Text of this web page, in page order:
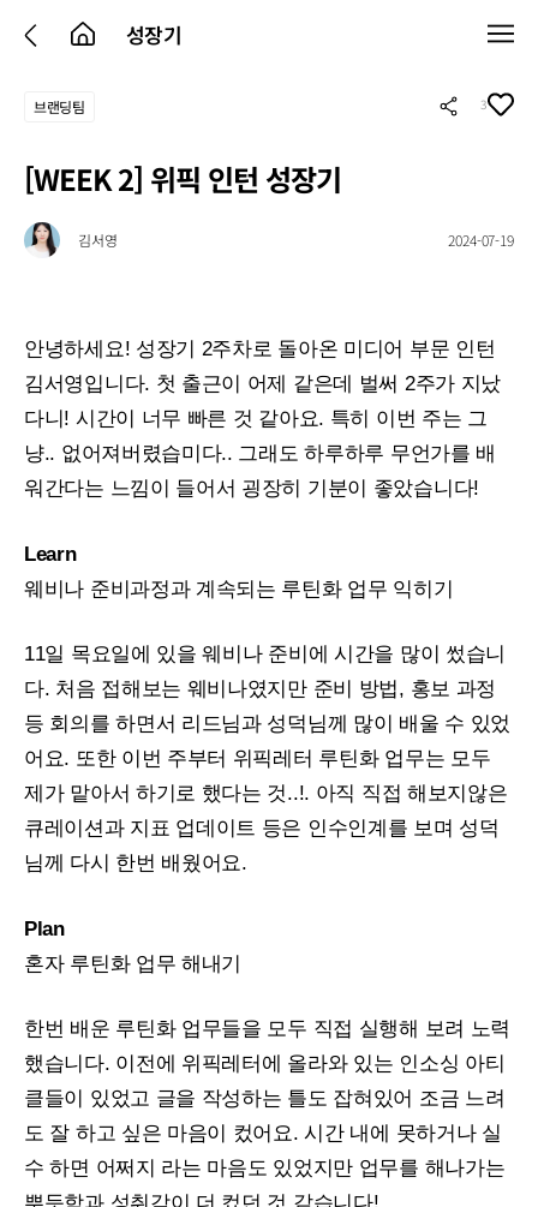
성장기
브랜딩팀 3
[WEEK 2] 위픽 인턴 성장기
김서영 2024-07-19
안녕하세요! 성장기 2주차로 돌아온 미디어 부문 인턴
김서영입니다. 첫 출근이 어제 같은데 벌써 2주가 지났
다니! 시간이 너무 빠른 것 같아요. 특히 이번 주는 그
냥.. 없어져버렸습미다.. 그래도 하루하루 무언가를 배
워간다는 느낌이 들어서 굉장히 기분이 좋았습니다!
Learn
웨비나 준비과정과 계속되는 루틴화 업무 익히기
11일 목요일에 있을 웨비나 준비에 시간을 많이 썼습니
다. 처음 접해보는 웨비나였지만 준비 방법, 홍보 과정
등 회의를 하면서 리드님과 성덕님께 많이 배울 수 있었
어요. 또한 이번 주부터 위픽레터 루틴화 업무는 모두
제가 맡아서 하기로 했다는 것..!. 아직 직접 해보지않은
큐레이션과 지표 업데이트 등은 인수인계를 보며 성덕
님께 다시 한번 배웠어요.
Plan
혼자 루틴화 업무 해내기
한번 배운 루틴화 업무들을 모두 직접 실행해 보려 노력
했습니다. 이전에 위픽레터에 올라와 있는 인소싱 아티
클들이 있었고 글을 작성하는 틀도 잡혀있어 조금 느려
도 잘 하고 싶은 마음이 컸어요. 시간 내에 못하거나 실
수 하면 어쩌지 라는 마음도 있었지만 업무를 해나가는